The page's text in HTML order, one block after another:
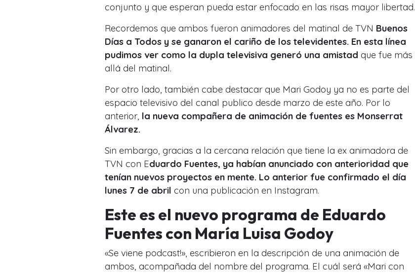
conjunto y que esperan pueda estar enfocado en las risas mayor libertad.
Recordemos que ambos fueron animadores del matinal de TVN Buenos
Días a Todos y se ganaron el cariño de los televidentes. En esta línea
pudimos ver como la dupla televisiva generó una amistad que fue más
allá del matinal.
Por otro lado, también cabe destacar que Mari Godoy ya no es parte del
espacio televisivo del canal publico desde marzo de este año. Por lo
anterior, la nueva compañera de animación de fuentes es Monserrat
Álvarez.
Sin embargo, gracias a la cercana relación que tiene la ex animadora de
TVN con Eduardo Fuentes, ya habían anunciado con anterioridad que
tenían nuevos proyectos en mente. Lo anterior fue confirmado el día
lunes 7 de abril con una publicación en Instagram.
Este es el nuevo programa de Eduardo
Fuentes con María Luisa Godoy
«Se viene podcast!», escribieron en la descripción de una animación de
ambos, acompañada del nombre del programa. El cuál será «Mari con